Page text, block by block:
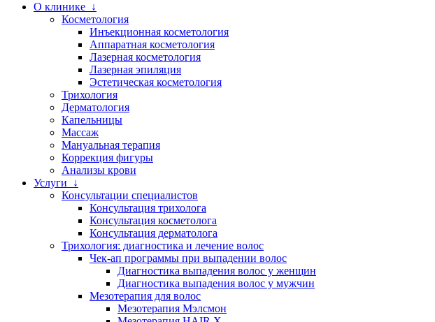
О клинике ↓
Косметология
Инъекционная косметология
Аппаратная косметология
Лазерная косметология
Лазерная эпиляция
Эстетическая косметология
Трихология
Дерматология
Капельницы
Массаж
Мануальная терапия
Коррекция фигуры
Анализы крови
Услуги ↓
Консультации специалистов
Консультация трихолога
Консультация косметолога
Консультация дерматолога
Трихология: диагностика и лечение волос
Чек-ап программы при выпадении волос
Диагностика выпадения волос у женщин
Диагностика выпадения волос у мужчин
Мезотерапия для волос
Мезотерапия Мэлсмон